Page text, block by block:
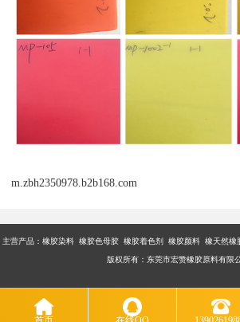
m.zbh2350978.b2b168.com
主营产品：橡胶染料 橡胶色母胶 橡胶着色剂 橡胶颜料 橡天然
版权所有：东莞市宏赞橡胶原料有限